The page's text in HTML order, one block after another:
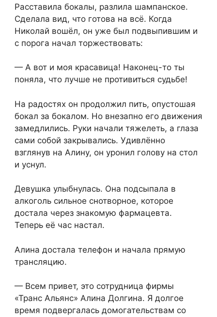
Расставила бокалы, разлила шампанское.
Сделала вид, что готова на всё. Когда
Николай вошёл, он уже был подвыпившим и
с порога начал торжествовать:
— А вот и моя красавица! Наконец-то ты
поняла, что лучше не противиться судьбе!
На радостях он продолжил пить, опустошая
бокал за бокалом. Но внезапно его движения
замедлились. Руки начали тяжелеть, а глаза
сами собой закрывались. Удивлённо
взглянув на Алину, он уронил голову на стол
и уснул.
Девушка улыбнулась. Она подсыпала в
алкоголь сильное снотворное, которое
достала через знакомую фармацевта.
Теперь её час настал.
Алина достала телефон и начала прямую
трансляцию.
— Всем привет, это сотрудница фирмы
«Транс Альянс» Алина Долгина. Я долгое
время подвергалась домогательствам со